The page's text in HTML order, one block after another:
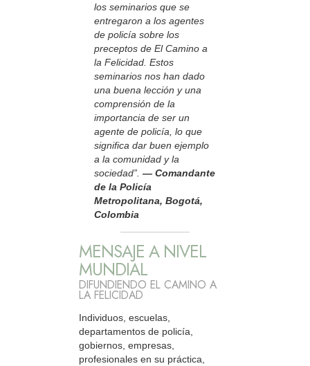
los seminarios que se
entregaron a los agentes
de policía sobre los
preceptos de El Camino a
la Felicidad. Estos
seminarios nos han dado
una buena lección y una
comprensión de la
importancia de ser un
agente de policía, lo que
significa dar buen ejemplo
a la comunidad y la
sociedad”. — Comandante
de la Policía
Metropolitana, Bogotá,
Colombia
MENSAJE A NIVEL
MUNDIAL
DIFUNDIENDO EL CAMINO A
LA FELICIDAD
Individuos, escuelas,
departamentos de policía,
gobiernos, empresas,
profesionales en su práctica,